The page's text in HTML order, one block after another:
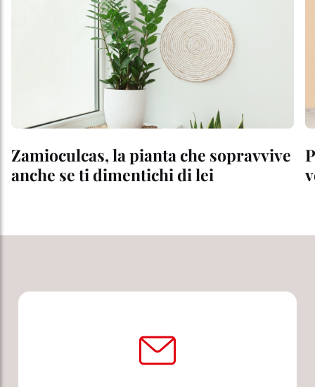
Zamioculcas, la pianta che sopravvive
anche se ti dimentichi di lei